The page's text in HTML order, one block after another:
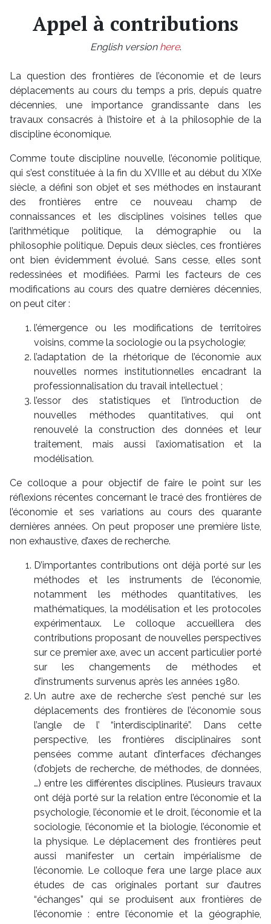
Appel à contributions
English version here.
La question des frontières de l’économie et de leurs
déplacements au cours du temps a pris, depuis quatre
décennies, une importance grandissante dans les
travaux consacrés à l’histoire et à la philosophie de la
discipline économique.
Comme toute discipline nouvelle, l’économie politique,
qui s’est constituée à la fin du XVIIIe et au début du XIXe
siècle, a défini son objet et ses méthodes en instaurant
des frontières entre ce nouveau champ de
connaissances et les disciplines voisines telles que
l’arithmétique politique, la démographie ou la
philosophie politique. Depuis deux siècles, ces frontières
ont bien évidemment évolué. Sans cesse, elles sont
redessinées et modifiées. Parmi les facteurs de ces
modifications au cours des quatre dernières décennies,
on peut citer :
l’émergence ou les modifications de territoires
voisins, comme la sociologie ou la psychologie;
l’adaptation de la rhétorique de l’économie aux
nouvelles normes institutionnelles encadrant la
professionnalisation du travail intellectuel ;
l’essor des statistiques et l’introduction de
nouvelles méthodes quantitatives, qui ont
renouvelé la construction des données et leur
traitement, mais aussi l’axiomatisation et la
modélisation.
Ce colloque a pour objectif de faire le point sur les
réflexions récentes concernant le tracé des frontières de
l’économie et ses variations au cours des quarante
dernières années. On peut proposer une première liste,
non exhaustive, d’axes de recherche.
D’importantes contributions ont déjà porté sur les
méthodes et les instruments de l’économie,
notamment les méthodes quantitatives, les
mathématiques, la modélisation et les protocoles
expérimentaux. Le colloque accueillera des
contributions proposant de nouvelles perspectives
sur ce premier axe, avec un accent particulier porté
sur les changements de méthodes et
d’instruments survenus après les années 1980.
Un autre axe de recherche s’est penché sur les
déplacements des frontières de l’économie sous
l’angle de l’ “interdisciplinarité”. Dans cette
perspective, les frontières disciplinaires sont
pensées comme autant d’interfaces d’échanges
(d’objets de recherche, de méthodes, de données,
…) entre les différentes disciplines. Plusieurs travaux
ont déjà porté sur la relation entre l’économie et la
psychologie, l’économie et le droit, l’économie et la
sociologie, l’économie et la biologie, l’économie et
la physique. Le déplacement des frontières peut
aussi manifester un certain impérialisme de
l’économie. Le colloque fera une large place aux
études de cas originales portant sur d’autres
“échanges” qui se produisent aux frontières de
l’économie : entre l’économie et la géographie,